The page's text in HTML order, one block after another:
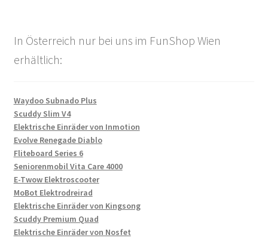
In Österreich nur bei uns im FunShop Wien
erhältlich:
Waydoo Subnado Plus
Scuddy Slim V4
Elektrische Einräder von Inmotion
Evolve Renegade Diablo
Fliteboard Series 6
Seniorenmobil Vita Care 4000
E-Twow Elektroscooter
MoBot Elektrodreirad
Elektrische Einräder von Kingsong
Scuddy Premium Quad
Elektrische Einräder von Nosfet